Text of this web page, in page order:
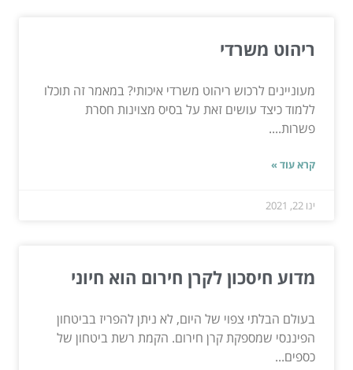
ריהוט משרדי
מעוניינים לרכוש ריהוט משרדי איכותי? במאמר זה תוכלו
ללמוד כיצד עושים זאת על בסיס מצוינות חסרת
פשרות....
קרא עוד »
ינו 22, 2021
מדוע חיסכון לקרן חירום הוא חיוני
בעולם הבלתי צפוי של היום, לא ניתן להפריז בביטחון
הפיננסי שמספקת קרן חירום. הקמת רשת ביטחון של
כספים...